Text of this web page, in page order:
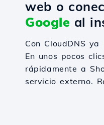
web o
Google al
Con CloudDNS
En unos pocos
rápidamente a
servicio externo.